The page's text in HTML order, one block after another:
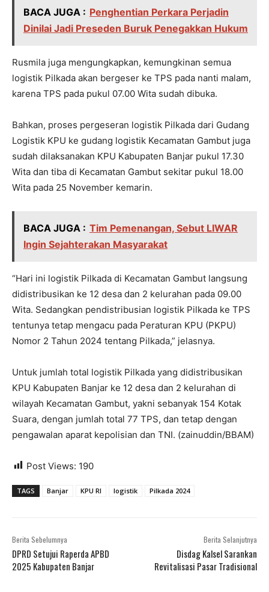
BACA JUGA : Penghentian Perkara Perjadin
Dinilai Jadi Preseden Buruk Penegakkan Hukum
Rusmila juga mengungkapkan, kemungkinan semua
logistik Pilkada akan bergeser ke TPS pada nanti malam,
karena TPS pada pukul 07.00 Wita sudah dibuka.
Bahkan, proses pergeseran logistik Pilkada dari Gudang
Logistik KPU ke gudang logistik Kecamatan Gambut juga
sudah dilaksanakan KPU Kabupaten Banjar pukul 17.30
Wita dan tiba di Kecamatan Gambut sekitar pukul 18.00
Wita pada 25 November kemarin.
BACA JUGA : Tim Pemenangan, Sebut LIWAR
Ingin Sejahterakan Masyarakat
“Hari ini logistik Pilkada di Kecamatan Gambut langsung
didistribusikan ke 12 desa dan 2 kelurahan pada 09.00
Wita. Sedangkan pendistribusian logistik Pilkada ke TPS
tentunya tetap mengacu pada Peraturan KPU (PKPU)
Nomor 2 Tahun 2024 tentang Pilkada,” jelasnya.
Untuk jumlah total logistik Pilkada yang didistribusikan
KPU Kabupaten Banjar ke 12 desa dan 2 kelurahan di
wilayah Kecamatan Gambut, yakni sebanyak 154 Kotak
Suara, dengan jumlah total 77 TPS, dan tetap dengan
pengawalan aparat kepolisian dan TNI. (zainuddin/BBAM)
Post Views: 190
TAGS Banjar KPU RI logistik Pilkada 2024
Berita Sebelumnya
DPRD Setujui Raperda APBD
2025 Kabupaten Banjar
Berita Selanjutnya
Disdag Kalsel Sarankan
Revitalisasi Pasar Tradisional